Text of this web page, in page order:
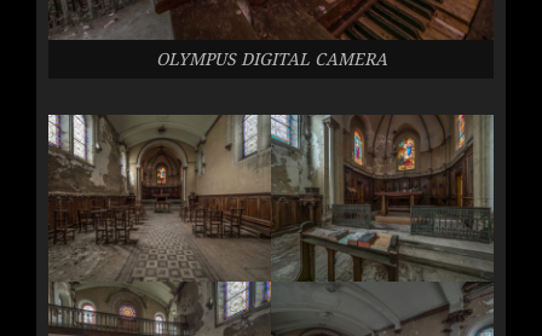
OLYMPUS DIGITAL CAMERA